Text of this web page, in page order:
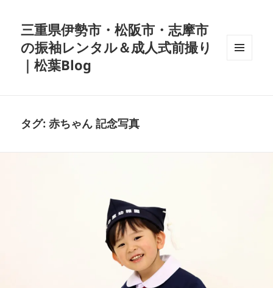
三重県伊勢市・松阪市・志摩市
の振袖レンタル＆成人式前撮り
｜松葉Blog
タグ:赤ちゃん 記念写真